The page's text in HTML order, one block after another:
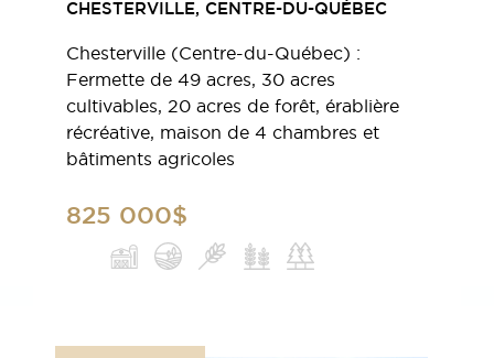
CHESTERVILLE, CENTRE-DU-QUÉBEC
Chesterville (Centre-du-Québec) :
Fermette de 49 acres, 30 acres
cultivables, 20 acres de forêt, érablière
récréative, maison de 4 chambres et
bâtiments agricoles
825 000$